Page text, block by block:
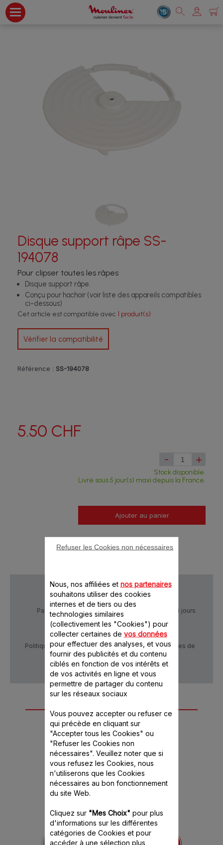
Disque support râpe SS-
194078
Pour clipser toutes les râpes
Disque support râpe.
Conçu pour hachoir (voir liste des appareils compatibles
ci-dessous)
Cet article est compatible avec 1 produit(s)
Vérifier la compatibilité
Référence : SS-194078
5.50 CHF
- +
Stock disponible.
Livré sous 5 jour(s) maxi depuis la France.
Ajouter au panier
Paiement Sécurisé Livraison sous 5 à 6 jours
Politique de confidentialité
Conditions générales de
vente
Autre(s) accessoire(s)
recommandé(s)
Couvercle SS-194076
Protège des projections
Nous, nos affiliées et nos partenaires
souhaitons utiliser des cookies
internes et de tiers ou des
technologies similaires
(collectivement les "Cookies") pour
collecter certaines de vos données
pour effectuer des analyses, et vous
fournir des publicités et du contenu
ciblés en fonction de vos intérêts et
de vos activités en ligne et vous
permettre de partager du contenu
sur les réseaux sociaux
Vous pouvez accepter ou refuser ce
qui précède en cliquant sur
"Accepter tous les Cookies" ou
"Refuser les Cookies non
nécessaires". Veuillez noter que si
vous refusez les Cookies, nous
n'utiliserons que les Cookies
nécessaires au bon fonctionnement
du site Web.
Cliquez sur "Mes Choix" pour plus
d'informations sur les différentes
catégories de Cookies et pour
accéder à une sélection plus
Refuser les Cookies non nécessaires